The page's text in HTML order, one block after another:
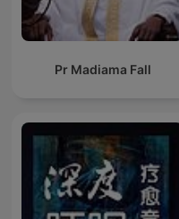
Pr Madiama Fall